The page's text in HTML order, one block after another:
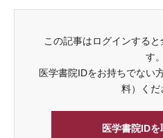
この記事はログインする
す。
医学書院IDをお持ちでない
料）くだ
医学書院ID